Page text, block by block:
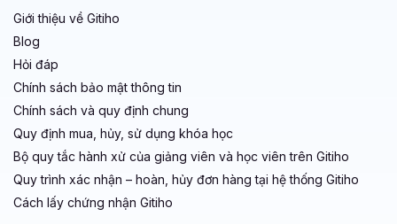
Giới thiệu về Gitiho
Blog
Hỏi đáp
Chính sách bảo mật thông tin
Chính sách và quy định chung
Quy định mua, hủy, sử dụng khóa học
Bộ quy tắc hành xử của giảng viên và học viên trên Gitiho
Quy trình xác nhận – hoàn, hủy đơn hàng tại hệ thống Gitiho
Cách lấy chứng nhận Gitiho